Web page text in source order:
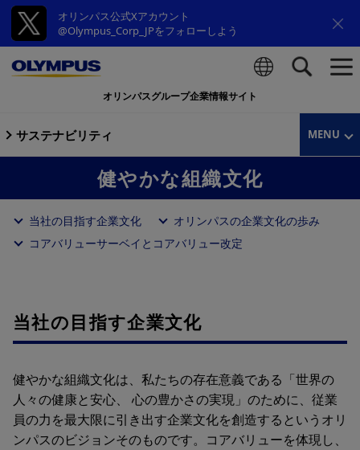
オリンパス公式Xアカウント
@Olympus_Corp_JPをフォローしよう
オリンパスグループ企業情報サイト
サステナビリティ MENU
健やかな組織文化
当社の目指す企業文化
オリンパスの企業文化の歩み
コアバリューサーベイとコアバリュー改定
当社の目指す企業文化
健やかな組織文化は、私たちの存在意義である「世界の
⼈々の健康と安⼼、 ⼼の豊かさの実現」のために、従業
員の⼒を最⼤限に引き出す企業文化を創造するというオリ
ンパスのビジョンそのものです。コアバリューを体現し、